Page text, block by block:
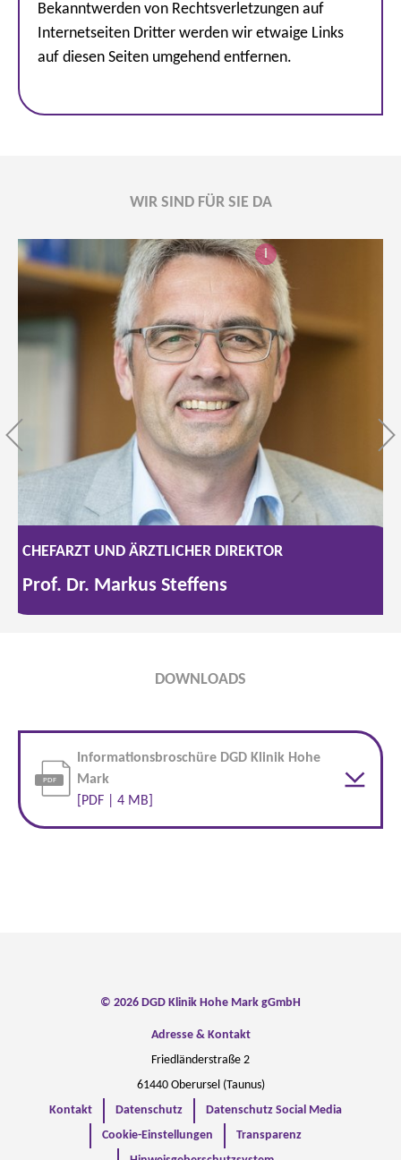
Bekanntwerden von Rechtsverletzungen auf
Internetseiten Dritter werden wir etwaige Links
auf diesen Seiten umgehend entfernen.
WIR SIND FÜR SIE DA
i
CHEFARZT UND ÄRZTLICHER DIREKTOR
Prof. Dr. Markus Steffens
DOWNLOADS
Informationsbroschüre DGD Klinik Hohe
Mark
[PDF | 4 MB]
© 2026 DGD Klinik Hohe Mark gGmbH
Adresse & Kontakt
Friedländerstraße 2
61440 Oberursel (Taunus)
Kontakt
Datenschutz
Datenschutz Social Media
Cookie-Einstellungen
Transparenz